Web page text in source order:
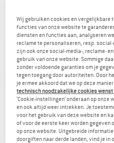
5,0(2)
Wij gebruiken cookies en vergelijkbare
functies van onze website te
diensten en functies aan, analyseren
reclame te personaliseren, resp.
zijn ook onze social-media-, reclame-
gebruik van onze website. Sommige
zonder voldoende garanties om je
tegen toegang door autoriteiten. Door
je ermee akkoord dat we op deze
technisch noodzakelijke cookies
‘Cookie-instellingen’ onderaan op
en ook altijd weer intrekken. Je
voor het gebruik van deze website en
of voor de eerste keer worden gegeven
op onze website. Uitgebreide
doorgiften naar derde landen, vind je in